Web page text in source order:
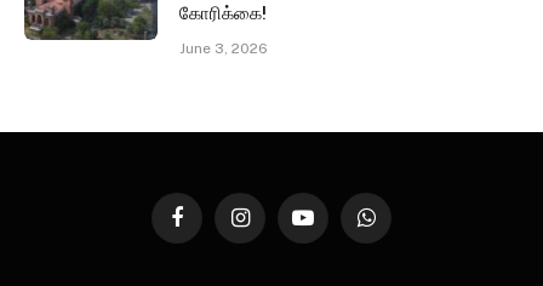
கோரிக்கை!
June 3, 2026
FacebookInstagramYouTubeWhatsApp